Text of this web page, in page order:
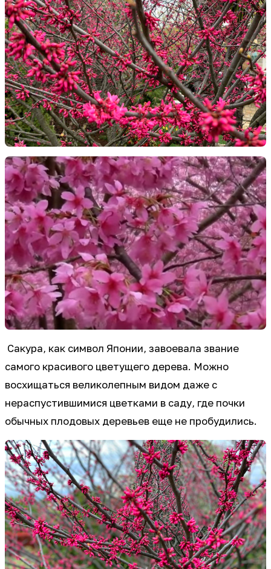
Сакура, как символ Японии, завоевала звание
самого красивого цветущего дерева. Можно
восхищаться великолепным видом даже с
нераспустившимися цветками в саду, где почки
обычных плодовых деревьев еще не пробудились.